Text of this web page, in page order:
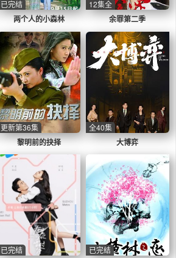
两个人的小森林
已完结
余罪第二季
12集全
黎明前的抉择
更新第36集
大博弈
全40集
已完结 已完结